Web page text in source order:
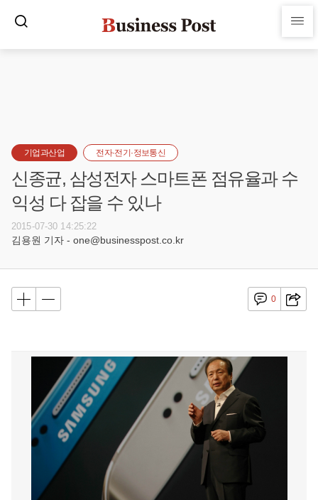
기업과산업 전자·전기·정보통신
신종균, 삼성전자 스마트폰 점유율과 수
익성 다 잡을 수 있나
2015-07-30 14:25:22
김용원 기자 - one@businesspost.co.kr
0